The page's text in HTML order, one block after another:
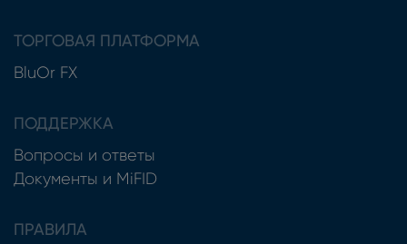
ТОРГОВАЯ ПЛАТФОРМА
BluOr FX
ПОДДЕРЖКА
Вопросы и ответы
Документы и MiFID
ПРАВИЛА